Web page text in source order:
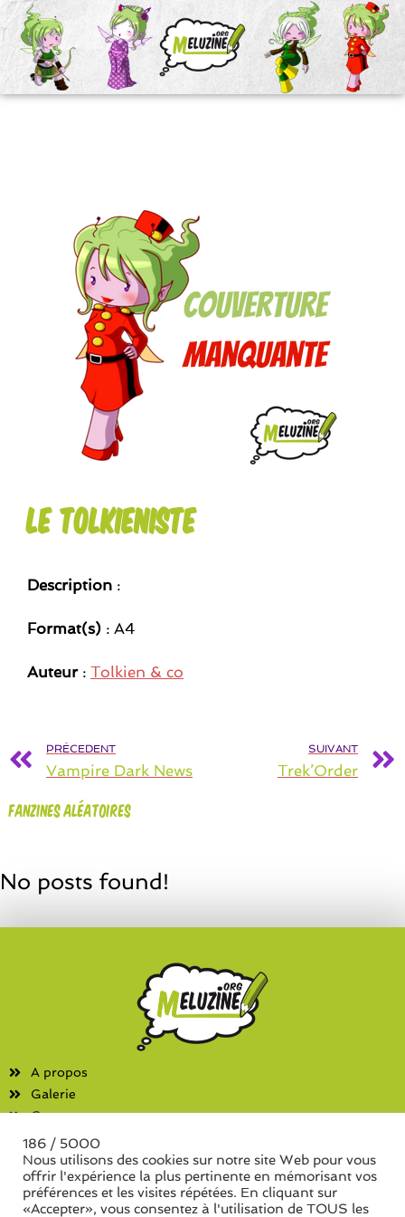
Le tolkieniste
Description :
Format(s) : A4
Auteur: Tolkien & co
PRÉCEDENT
Vampire Dark News
SUIVANT
Trek’Order
Fanzines aléatoires
No posts found!
A propos
Galerie
Contact
Fanzines
Liste des associations
Liste des séries de fanzine
186 / 5000
Nous utilisons des cookies sur notre site Web pour vous
offrir l'expérience la plus pertinente en mémorisant vos
préférences et les visites répétées. En cliquant sur
«Accepter», vous consentez à l'utilisation de TOUS les